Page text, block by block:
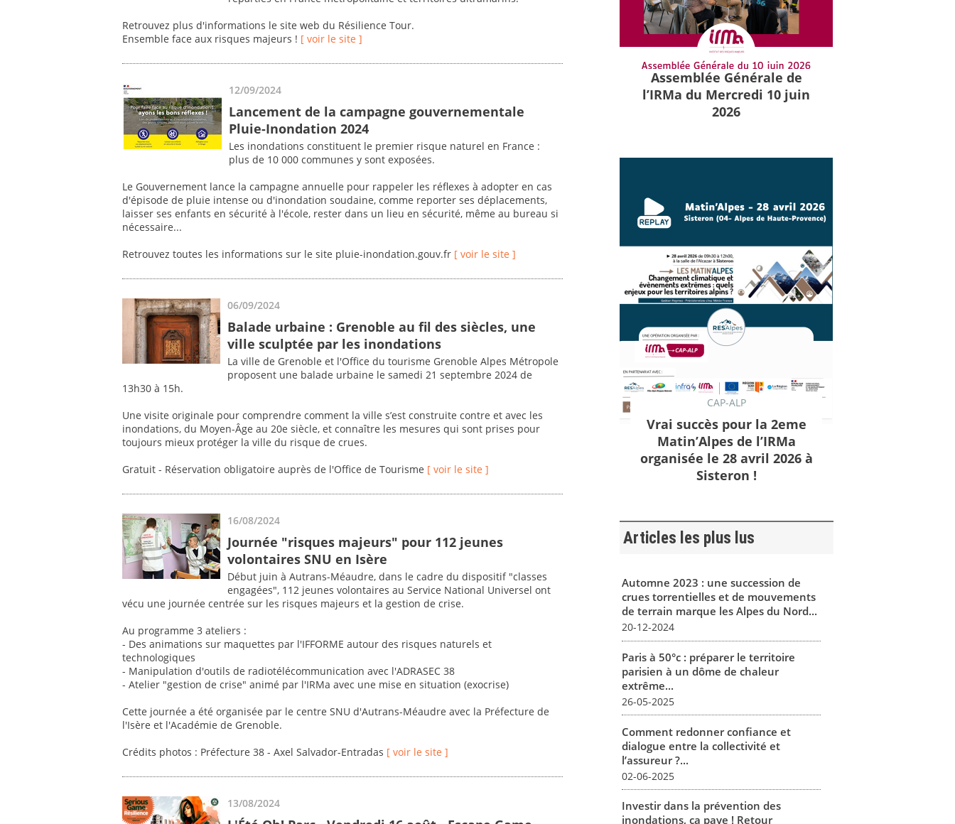
Retrouvez plus d'informations le site web du Résilience Tour.
Ensemble face aux risques majeurs ! [ voir le site ]
12/09/2024
Lancement de la campagne gouvernementale
Pluie-Inondation 2024
Les inondations constituent le premier risque naturel en France :
plus de 10 000 communes y sont exposées.
Le Gouvernement lance la campagne annuelle pour rappeler les réflexes à adopter en cas
d'épisode de pluie intense ou d'inondation soudaine, comme reporter ses déplacements,
laisser ses enfants en sécurité à l'école, rester dans un lieu en sécurité, même au bureau si
nécessaire...
Retrouvez toutes les informations sur le site pluie-inondation.gouv.fr [ voir le site ]
06/09/2024
Balade urbaine : Grenoble au fil des siècles, une
ville sculptée par les inondations
La ville de Grenoble et l'Office du tourisme Grenoble Alpes Métropole
proposent une balade urbaine le samedi 21 septembre 2024 de
13h30 à 15h.
Une visite originale pour comprendre comment la ville s’est construite contre et avec les
inondations, du Moyen-Âge au 20e siècle, et connaître les mesures qui sont prises pour
toujours mieux protéger la ville du risque de crues.
Gratuit - Réservation obligatoire auprès de l'Office de Tourisme [ voir le site ]
16/08/2024
Journée "risques majeurs" pour 112 jeunes
volontaires SNU en Isère
Début juin à Autrans-Méaudre, dans le cadre du dispositif "classes
engagées", 112 jeunes volontaires au Service National Universel ont
vécu une journée centrée sur les risques majeurs et la gestion de crise.
Au programme 3 ateliers :
- Des animations sur maquettes par l'IFFORME autour des risques naturels et
technologiques
- Manipulation d'outils de radiotélécommunication avec l'ADRASEC 38
- Atelier "gestion de crise" animé par l'IRMa avec une mise en situation (exocrise)
Cette journée a été organisée par le centre SNU d'Autrans-Méaudre avec la Préfecture de
l'Isère et l'Académie de Grenoble.
Crédits photos : Préfecture 38 - Axel Salvador-Entradas [ voir le site ]
13/08/2024
Assemblée Générale de
l’IRMa du Mercredi 10 juin
2026
CAP-ALP
Vrai succès pour la 2eme
Matin’Alpes de l’IRMa
organisée le 28 avril 2026 à
Sisteron !
Articles les plus lus
Automne 2023 : une succession de
crues torrentielles et de mouvements
de terrain marque les Alpes du Nord...
20-12-2024
Paris à 50°c : préparer le territoire
parisien à un dôme de chaleur
extrême...
26-05-2025
Comment redonner confiance et
dialogue entre la collectivité et
l’assureur ?...
02-06-2025
Investir dans la prévention des
inondations, ça paye ! Retour